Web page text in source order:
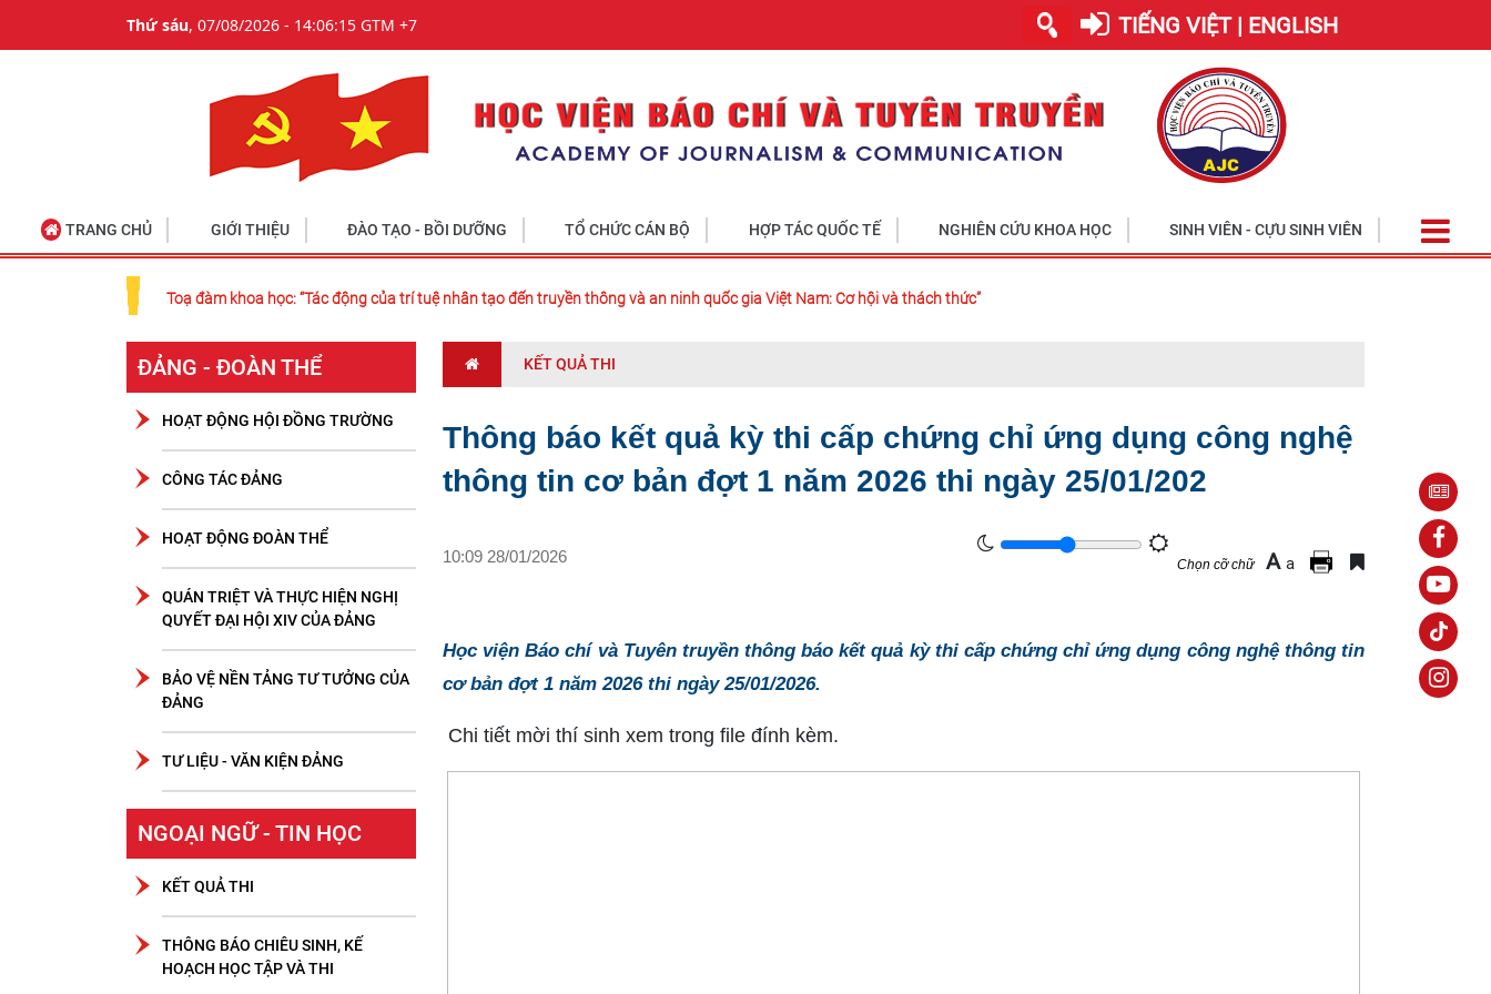
Thứ sáu, 07/08/2026 - 14:06:15 GTM +7 TIẾNG VIỆT | ENGLISH
TRANG CHỦ GIỚI THIỆU ĐÀO TẠO - BỒI DƯỠNG TỔ CHỨC CÁN BỘ HỢP TÁC QUỐC TẾ NGHIÊN CỨU KHOA HỌC SINH VIÊN - CỰU SINH VIÊN
Toạ đàm khoa học: “Tác động của trí tuệ nhân tạo đến truyền thông và an ninh quốc gia Việt Nam: Cơ hội và thách thức”
ĐẢNG - ĐOÀN THỂ
HOẠT ĐỘNG HỘI ĐỒNG TRƯỜNG
CÔNG TÁC ĐẢNG
HOẠT ĐỘNG ĐOÀN THỂ
QUÁN TRIỆT VÀ THỰC HIỆN NGHỊ
QUYẾT ĐẠI HỘI XIV CỦA ĐẢNG
BẢO VỆ NỀN TẢNG TƯ TƯỞNG CỦA
ĐẢNG
TƯ LIỆU - VĂN KIỆN ĐẢNG
NGOẠI NGỮ - TIN HỌC
KẾT QUẢ THI
THÔNG BÁO CHIÊU SINH, KẾ
HOẠCH HỌC TẬP VÀ THI
KẾT QUẢ THI
Thông báo kết quả kỳ thi cấp chứng chỉ ứng dụng công nghệ
thông tin cơ bản đợt 1 năm 2026 thi ngày 25/01/202
10:09 28/01/2026 Chọn cỡ chữ A a
Học viện Báo chí và Tuyên truyền thông báo kết quả kỳ thi cấp chứng chỉ ứng dụng công nghệ thông tin
cơ bản đợt 1 năm 2026 thi ngày 25/01/2026.
Chi tiết mời thí sinh xem trong file đính kèm.